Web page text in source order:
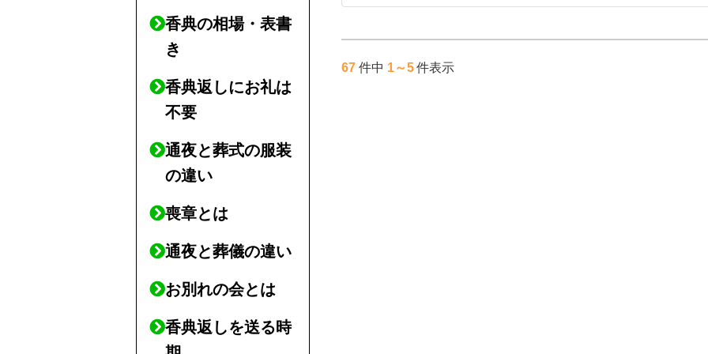
67 件中 1～5 件表示
香典の相場・表書
き
香典返しにお礼は
不要
通夜と葬式の服装
の違い
喪章とは
通夜と葬儀の違い
お別れの会とは
香典返しを送る時